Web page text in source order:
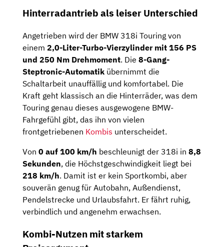
Hinterradantrieb als leiser Unterschied
Angetrieben wird der BMW 318i Touring von
einem 2,0-Liter-Turbo-Vierzylinder mit 156 PS
und 250 Nm Drehmoment. Die 8-Gang-
Steptronic-Automatik übernimmt die
Schaltarbeit unauffällig und komfortabel. Die
Kraft geht klassisch an die Hinterräder, was dem
Touring genau dieses ausgewogene BMW-
Fahrgefühl gibt, das ihn von vielen
frontgetriebenen Kombis unterscheidet.
Von 0 auf 100 km/h beschleunigt der 318i in 8,8
Sekunden, die Höchstgeschwindigkeit liegt bei
218 km/h. Damit ist er kein Sportkombi, aber
souverän genug für Autobahn, Außendienst,
Pendelstrecke und Urlaubsfahrt. Er fährt ruhig,
verbindlich und angenehm erwachsen.
Kombi-Nutzen mit starkem